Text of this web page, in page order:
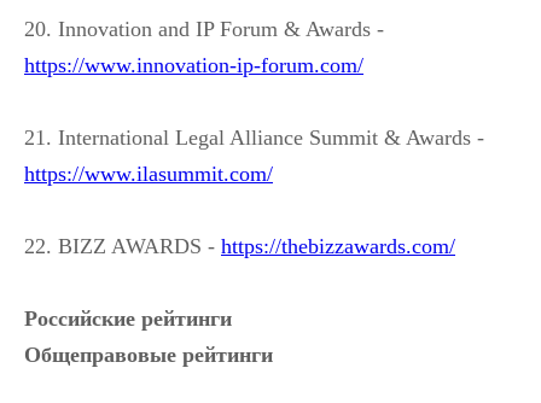
20. Innovation and IP Forum & Awards -
https://www.innovation-ip-forum.com/
21. International Legal Alliance Summit & Awards -
https://www.ilasummit.com/
22. BIZZ AWARDS - https://thebizzawards.com/
Российские рейтинги
Общеправовые рейтинги